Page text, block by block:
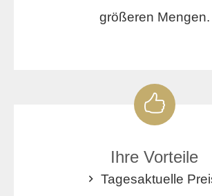
größeren Mengen.
Ihre Vorteile
Tagesaktuelle